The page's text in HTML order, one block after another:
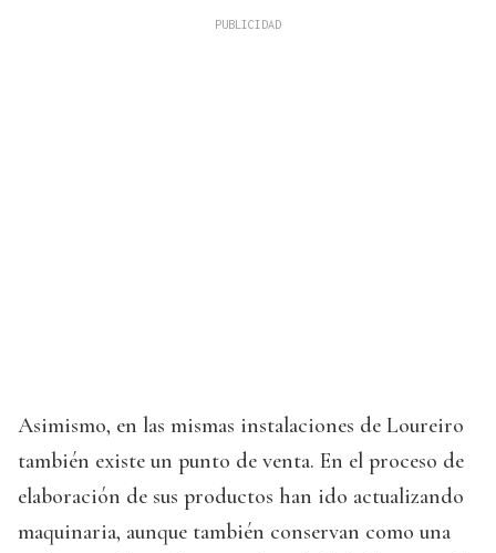
Asimismo, en las mismas instalaciones de Loureiro
también existe un punto de venta. En el proceso de
elaboración de sus productos han ido actualizando
maquinaria, aunque también conservan como una